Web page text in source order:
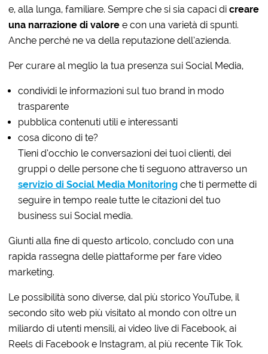
e, alla lunga, familiare. Sempre che si sia capaci dicreare
una narrazione di valore e con una varietà di spunti.
Anche perché ne va della reputazione dell’azienda.
Per curare al meglio la tua presenza sui Social Media,
condividi le informazioni sul tuo brand in modo
trasparente
pubblica contenuti utili e interessanti
cosa dicono di te?
Tieni d’occhio le conversazioni dei tuoi clienti, dei
gruppi o delle persone che ti seguono attraverso un
servizio di Social Media Monitoring che ti permette di
seguire in tempo reale tutte le citazioni del tuo
business sui Social media.
Giunti alla fine di questo articolo, concludo con una
rapida rassegna delle piattaforme per fare video
marketing.
Le possibilità sono diverse, dal più storico YouTube, il
secondo sito web più visitato al mondo con oltre un
miliardo di utenti mensili, ai video live di Facebook, ai
Reels di Facebook e Instagram, al più recente Tik Tok.